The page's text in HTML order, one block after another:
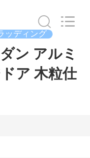
ッディング
ン アルミ
ア 木粒仕